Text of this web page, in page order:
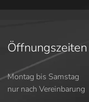
Öffnungszeiten
Montag bis Samstag
nur nach Vereinbarung